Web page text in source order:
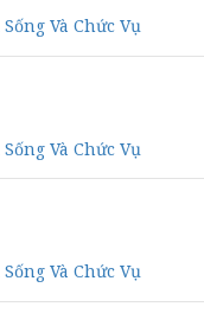
Và Chức Vụ
Và Chức Vụ
Và Chức Vụ